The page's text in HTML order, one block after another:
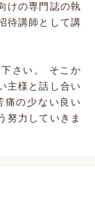
けの専門誌の執
待講師として講
さい。 そこか
主様と話し合い
痛の少ない良い
努力していきま